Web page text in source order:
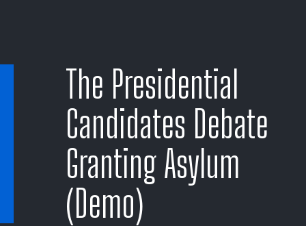
The Presidential
Candidates Debate
Granting Asylum
(Demo)